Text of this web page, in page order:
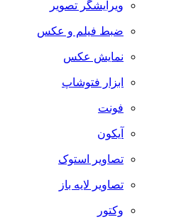
ویرایشگر تصویر
ضبط فيلم و عكس
نمایش عکس
ابزار فتوشاپ
فونت
آیکون
تصاویر استوک
تصاویر لایه باز
وکتور